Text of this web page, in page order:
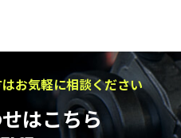
お気軽に相談ください
はこちら